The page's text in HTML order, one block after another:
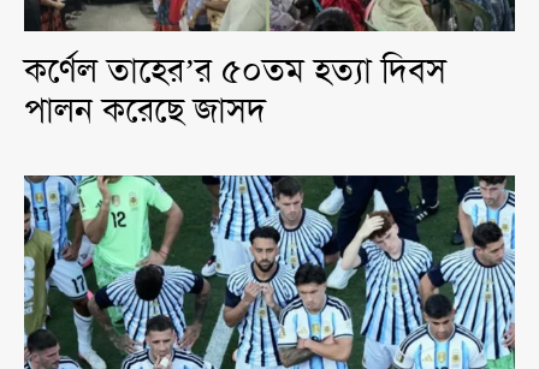
কর্ণেল তাহের’র ৫০তম হত্যা দিবস
পালন করেছে জাসদ